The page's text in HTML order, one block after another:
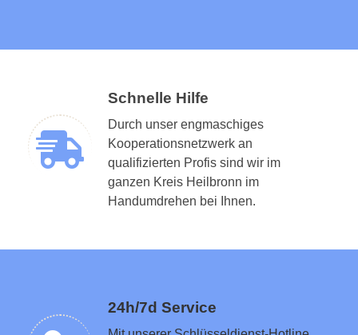
Schnelle Hilfe
Durch unser engmaschiges
Kooperationsnetzwerk an
qualifizierten Profis sind wir im
ganzen Kreis Heilbronn im
Handumdrehen bei Ihnen.
24h/7d Service